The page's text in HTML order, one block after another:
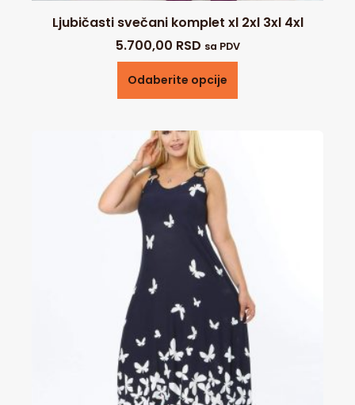
Ljubičasti svečani komplet xl 2xl 3xl 4xl
5.700,00 RSD sa PDV
Odaberite opcije